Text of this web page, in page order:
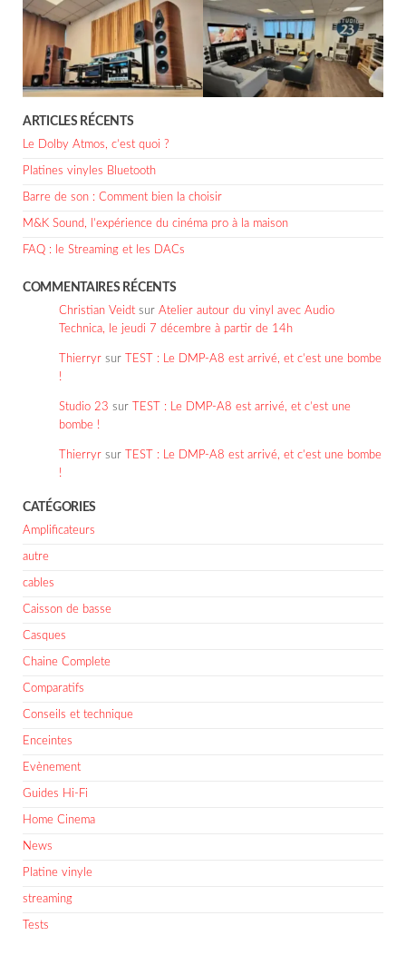
ARTICLES RÉCENTS
Le Dolby Atmos, c’est quoi ?
Platines vinyles Bluetooth
Barre de son : Comment bien la choisir
M&K Sound, l’expérience du cinéma pro à la maison
FAQ : le Streaming et les DACs
COMMENTAIRES RÉCENTS
Christian Veidt sur Atelier autour du vinyl avec Audio
Technica, le jeudi 7 décembre à partir de 14h
Thierryr sur
TEST : Le DMP-A8 est arrivé, et c’est une bombe
!
Studio 23 sur
TEST : Le DMP-A8 est arrivé, et c’est une
bombe !
Thierryr sur
TEST : Le DMP-A8 est arrivé, et c’est une bombe
!
CATÉGORIES
Amplificateurs
autre
cables
Caisson de basse
Casques
Chaine Complete
Comparatifs
Conseils et technique
Enceintes
Evènement
Guides Hi-Fi
Home Cinema
News
Platine vinyle
streaming
Tests